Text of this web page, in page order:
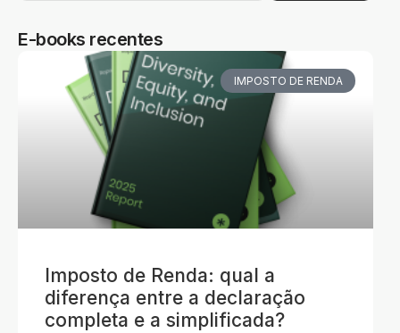
E-books recentes
IMPOSTO DE RENDA
Imposto de Renda: qual a
diferença entre a declaração
completa e a simplificada?